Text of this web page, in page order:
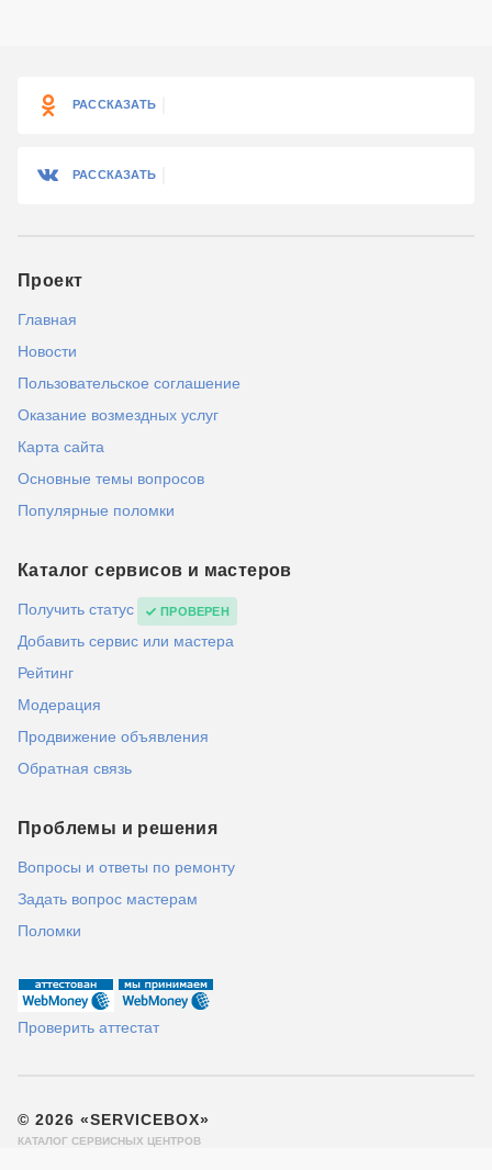
РАССКАЗАТЬ
РАССКАЗАТЬ
Проект
Главная
Новости
Пользовательское соглашение
Оказание возмездных услуг
Карта сайта
Основные темы вопросов
Популярные поломки
Каталог сервисов и мастеров
Получить статус ПРОВЕРЕН
Добавить сервис или мастера
Рейтинг
Модерация
Продвижение объявления
Обратная связь
Проблемы и решения
Вопросы и ответы по ремонту
Задать вопрос мастерам
Поломки
Проверить аттестат
© 2026 «SERVICEBOX»
КАТАЛОГ СЕРВИСНЫХ ЦЕНТРОВ